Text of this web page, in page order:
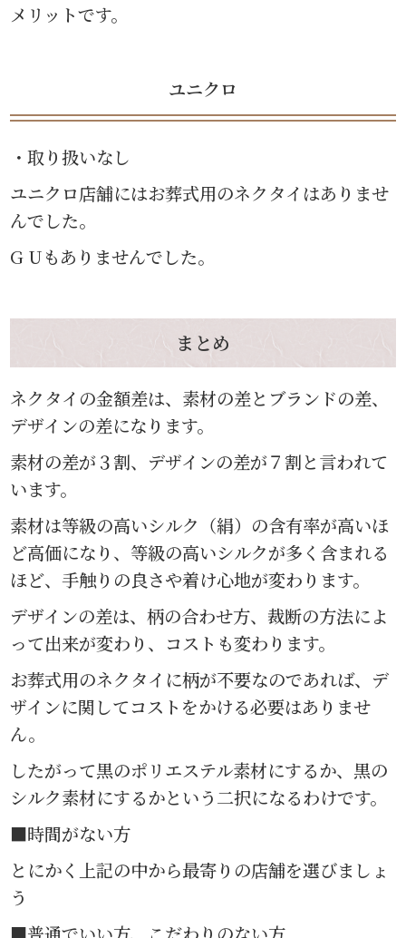
メリットです。
ユニクロ
・取り扱いなし
ユニクロ店舗にはお葬式用のネクタイはありませ
んでした。
G Uもありませんでした。
まとめ
ネクタイの金額差は、素材の差とブランドの差、
デザインの差になります。
素材の差が３割、デザインの差が７割と言われて
います。
素材は等級の高いシルク（絹）の含有率が高いほ
ど高価になり、等級の高いシルクが多く含まれる
ほど、手触りの良さや着け心地が変わります。
デザインの差は、柄の合わせ方、裁断の方法によ
って出来が変わり、コストも変わります。
お葬式用のネクタイに柄が不要なのであれば、デ
ザインに関してコストをかける必要はありませ
ん。
したがって黒のポリエステル素材にするか、黒の
シルク素材にするかという二択になるわけです。
■時間がない方
とにかく上記の中から最寄りの店舗を選びましょ
う
■普通でいい方、こだわりのない方